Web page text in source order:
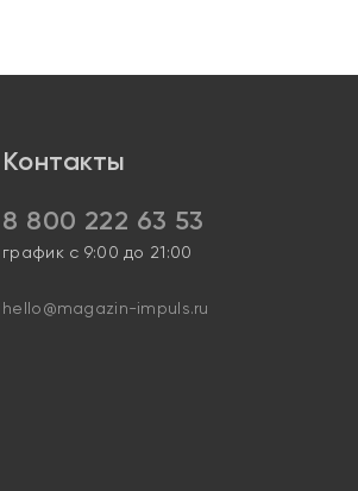
Контакты
8 800 222 63 53
график с 9:00 до 21:00
hello@magazin-impuls.ru